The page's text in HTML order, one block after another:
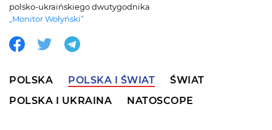
polsko-ukraińskiego dwutygodnika
„Monitor Wołyński”
POLSKA POLSKA I ŚWIAT
ŚWIAT
POLSKA I UKRAINA
NATOSCOPE